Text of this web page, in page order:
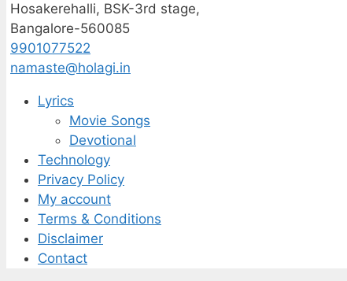
Hosakerehalli, BSK-3rd stage,
Bangalore-560085
9901077522
namaste@holagi.in
Lyrics
Movie Songs
Devotional
Technology
Privacy Policy
My account
Terms & Conditions
Disclaimer
Contact